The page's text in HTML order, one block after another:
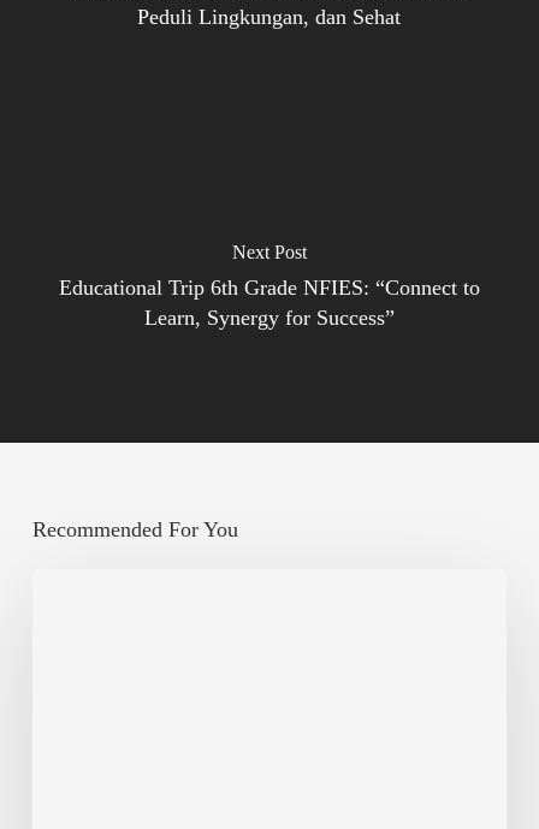
Peduli Lingkungan, dan Sehat
Next Post
Educational Trip 6th Grade NFIES: “Connect to
Learn, Synergy for Success”
Recommended For You